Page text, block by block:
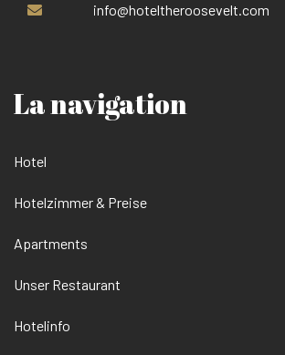
info@hoteltheroosevelt.com
La navigation
Hotel
Hotelzimmer & Preise
Apartments
Unser Restaurant
Hotelinfo